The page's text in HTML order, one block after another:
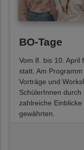
BO-Tage
Vom 8. bis 10. April
statt. Am
Vorträge und
SchülerInnen
zahlreiche
gewährten.